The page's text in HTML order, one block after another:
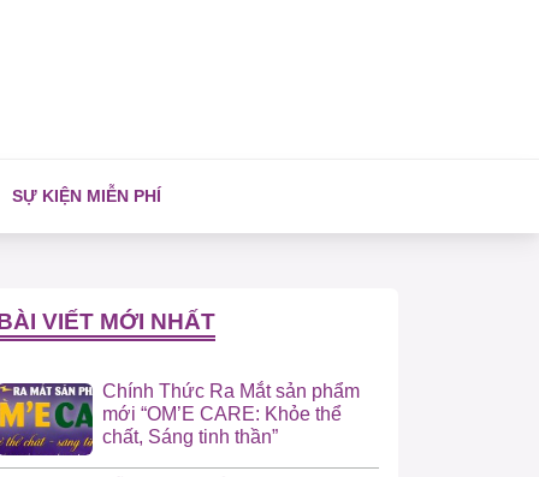
SỰ KIỆN MIỄN PHÍ
VIẾT MỚI NHẤT
Chính Thức Ra Mắt sản phẩm
mới “OM’E CARE: Khỏe thể
chất, Sáng tinh thần”